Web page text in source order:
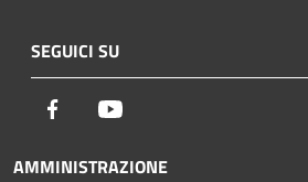
SEGUICI SU
Facebook
AMMINISTRAZIONE